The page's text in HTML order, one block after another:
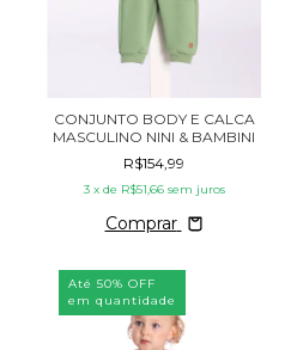
CONJUNTO BODY E CALCA
MASCULINO NINI & BAMBINI
R$154,99
3 x de R$51,66 sem juros
Comprar
Até 50% OFF
em quantidade